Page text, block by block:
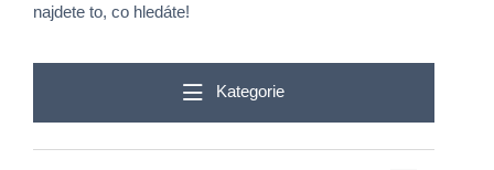
najdete to, co hledáte!
Kategorie